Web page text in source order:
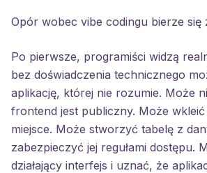
Opór wobec vibe codingu bierze się
Po pierwsze, programiści widzą
bez doświadczenia technicznego
aplikację, której nie rozumie. Może
frontend jest publiczny. Może wkleić
miejsce. Może stworzyć tabelę z
zabezpieczyć jej regułami dostępu.
działający interfejs i uznać, że